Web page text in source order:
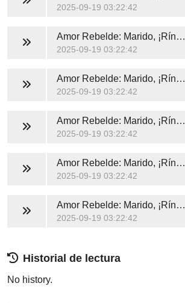
2025-09-19 03:22:42
Amor Rebelde: Marido, ¡Ríndete a Mí!
2025-09-19 03:22:42
Amor Rebelde: Marido, ¡Ríndete a Mí!
2025-09-19 03:22:42
Amor Rebelde: Marido, ¡Ríndete a Mí!
2025-09-19 03:22:42
Amor Rebelde: Marido, ¡Ríndete a Mí!
2025-09-19 03:22:42
Amor Rebelde: Marido, ¡Ríndete a Mí!
2025-09-19 03:22:42
Historial de lectura
No history.